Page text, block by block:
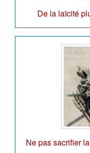
De la laïcité
Ne pas sacrifier